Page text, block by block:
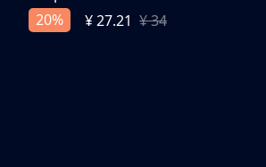
20%
¥ 27.21 ¥ 34